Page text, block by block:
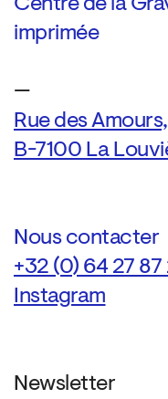
imprimée
—
Rue des
B-7100 La
Nous contacter
+32 (0) 64 27 87
Instagram
Newsletter